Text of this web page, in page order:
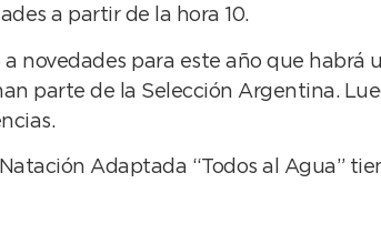
a partir de la hora 10.
novedades para este año que habrá
parte de la Selección Argentina.
Adaptada “Todos al Agua”